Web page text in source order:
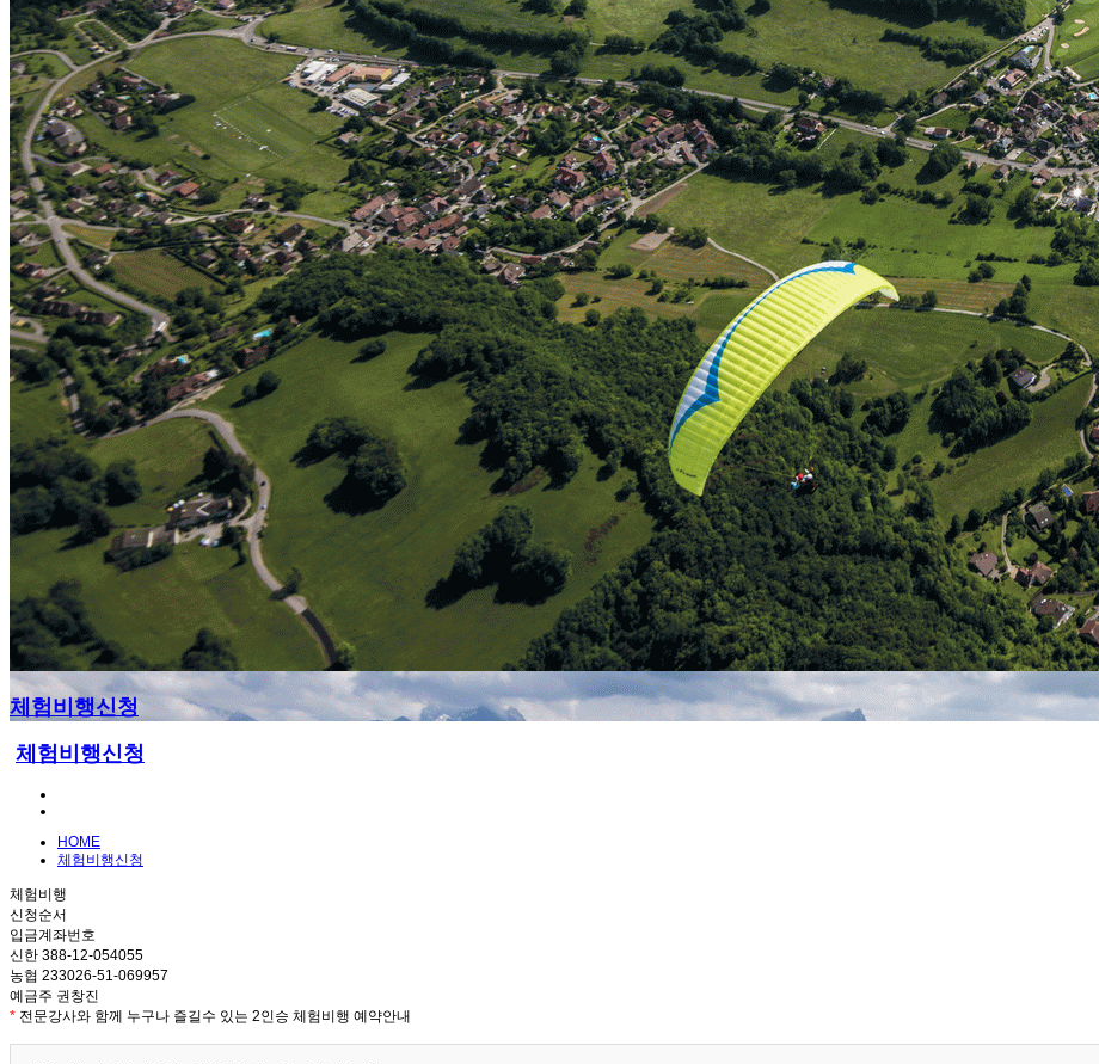
체험비행신청
체험비행신청
HOME
체험비행신청
체험비행
신청순서
입금계좌번호
신한 388-12-054055
농협 233026-51-069957
예금주 권창진
* 전문강사와 함께 누구나 즐길수 있는 2인승 체험비행 예약안내